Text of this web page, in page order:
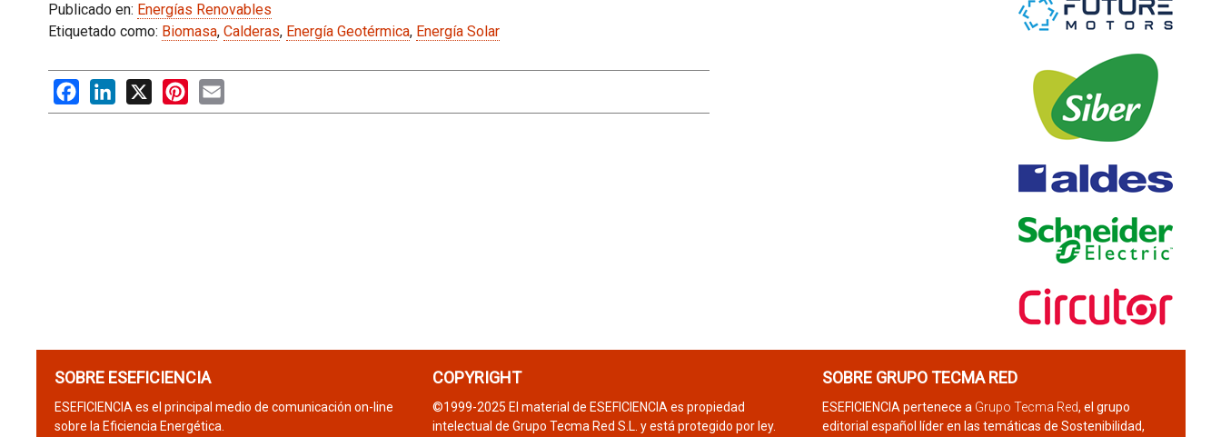
Publicado en: Energías Renovables
Etiquetado como: Biomasa, Calderas, Energía Geotérmica, Energía Solar
FacebookLinkedIn
X PinterestEmail
SOBRE ESEFICIENCIA
ESEFICIENCIA es el principal medio de comunicación on-line
sobre la Eficiencia Energética.
COPYRIGHT
©1999-2025 El material de ESEFICIENCIA es propiedad
intelectual de Grupo Tecma Red S.L. y está protegido por ley.
SOBRE GRUPO TECMA RED
ESEFICIENCIA pertenece a Grupo Tecma Red, el grupo
editorial español líder en las temáticas de Sostenibilidad,